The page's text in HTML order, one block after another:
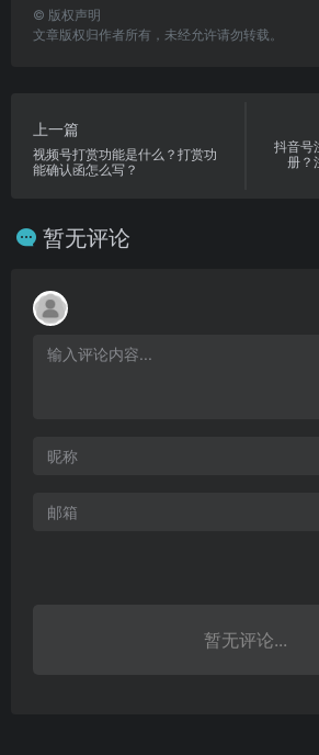
© 版权声明
文章版权归作者所有，未经允许请勿转载。
上一篇
视频号打赏功能是什么？打赏功
能确认函怎么写？
抖音号
册？
暂无评论
暂无评论...